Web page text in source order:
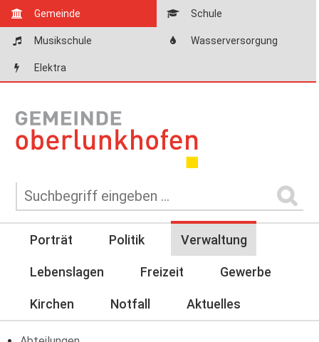
Gemeinde Schule
Musikschule Wasserversorgung
Elektra
Porträt Politik Verwaltung
Lebenslagen Freizeit Gewerbe
Kirchen Notfall Aktuelles